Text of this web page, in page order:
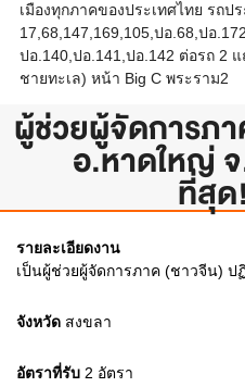
เมืองทุกภาคของประเทศไทย รถป
17,68,147,169,105,ปอ.68,ปอ
ปอ.140,ปอ.141,ปอ.142 ต่อรถ 2
ชายทะเล) หน้า Big C พระราม2
ผู้ช่วยผู้จัดการภ
อ.หาดใหญ่
ที่สุ
รายละเอียดงาน
เป็นผู้ช่วยผู้จัดการภาค (ชาวจีน)
จังหวัด สงขลา
อัตราที่รับ 2 อัตรา